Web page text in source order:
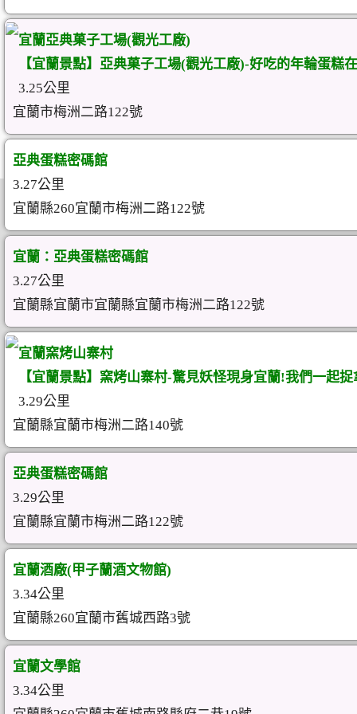
宜蘭亞典菓子工場(觀光工廠)
【宜蘭景點】亞典菓子工場(觀光工廠)-好吃的年輪蛋糕
3.25公里
宜蘭市梅洲二路122號
亞典蛋糕密碼館
3.27公里
宜蘭縣260宜蘭市梅洲二路122號
宜蘭：亞典蛋糕密碼館
3.27公里
宜蘭縣宜蘭市宜蘭縣宜蘭市梅洲二路122號
宜蘭窯烤山寨村
【宜蘭景點】窯烤山寨村-驚見妖怪現身宜蘭!我們一起捉
3.29公里
宜蘭縣宜蘭市梅洲二路140號
亞典蛋糕密碼館
3.29公里
宜蘭縣宜蘭市梅洲二路122號
宜蘭酒廠(甲子蘭酒文物館)
3.34公里
宜蘭縣260宜蘭市舊城西路3號
宜蘭文學館
3.34公里